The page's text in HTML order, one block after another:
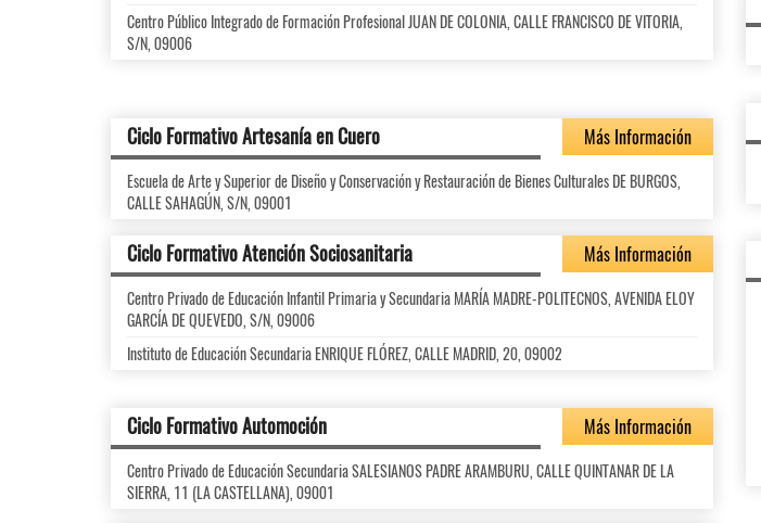
Centro Público Integrado de Formación Profesional JUAN DE COLONIA, CALLE FRANCISCO DE VITORIA,
S/N, 09006
Ciclo Formativo Artesanía en Cuero Más Información
Escuela de Arte y Superior de Diseño y Conservación y Restauración de Bienes Culturales DE BURGOS,
CALLE SAHAGÚN, S/N, 09001
Ciclo Formativo Atención Sociosanitaria Más Información
Centro Privado de Educación Infantil Primaria y Secundaria MARÍA MADRE-POLITECNOS, AVENIDA ELOY
GARCÍA DE QUEVEDO, S/N, 09006
Instituto de Educación Secundaria ENRIQUE FLÓREZ, CALLE MADRID, 20, 09002
Ciclo Formativo Automoción Más Información
Centro Privado de Educación Secundaria SALESIANOS PADRE ARAMBURU, CALLE QUINTANAR DE LA
SIERRA, 11 (LA CASTELLANA), 09001